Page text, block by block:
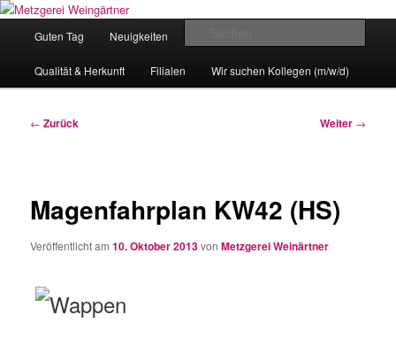
Zum
wechseln
Metzgerei Weingärtner
Eislingens leckere Adresse
Guten Tag Neuigkeiten
Qualität & Herkunft Filialen Wir suchen Kollegen (m/w/d)
Beitragsnavigation
← Zurück Weiter →
Magenfahrplan KW42 (HS)
Veröffentlicht am10. Oktober 2013vonMetzgerei Weinärtner